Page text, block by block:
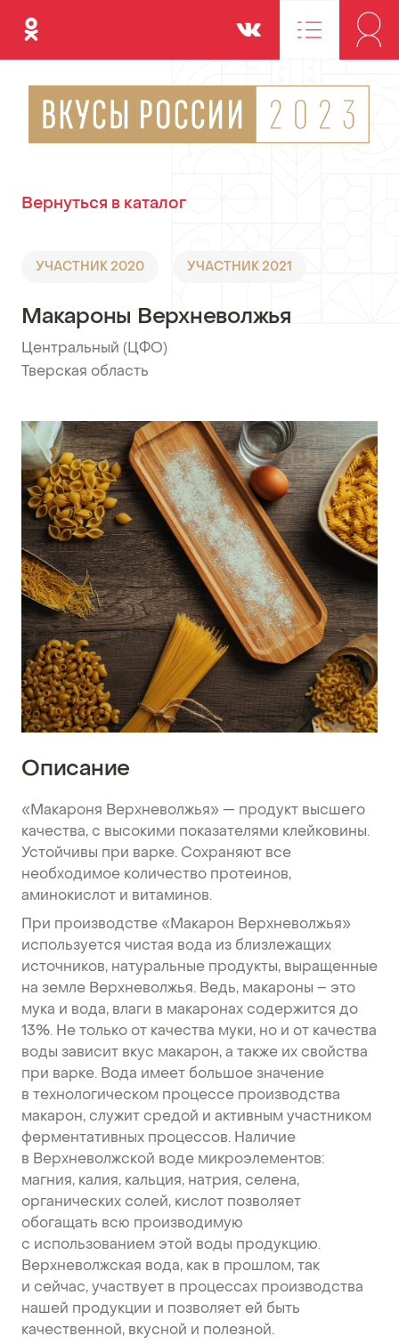
Одноклассники Вконтакте
Вернуться в каталог
УЧАСТНИК 2020 УЧАСТНИК 2021
Макароны Верхневолжья
Центральный (ЦФО)
Тверская область
Описание
«Макароня Верхневолжья» — продукт высшего
качества, с высокими показателями клейковины.
Устойчивы при варке. Сохраняют все
необходимое количество протеинов,
аминокислот и витаминов.
При производстве «Макарон Верхневолжья»
используется чистая вода из близлежащих
источников, натуральные продукты, выращенные
на земле Верхневолжья. Ведь, макароны – это
мука и вода, влаги в макаронах содержится до
13%. Не только от качества муки, но и от качества
воды зависит вкус макарон, а также их свойства
при варке. Вода имеет большое значение
в технологическом процессе производства
макарон, служит средой и активным участником
ферментативных процессов. Наличие
в Верхневолжской воде микроэлементов:
магния, калия, кальция, натрия, селена,
органических солей, кислот позволяет
обогащать всю производимую
с использованием этой воды продукцию.
Верхневолжская вода, как в прошлом, так
и сейчас, участвует в процессах производства
нашей продукции и позволяет ей быть
качественной, вкусной и полезной.